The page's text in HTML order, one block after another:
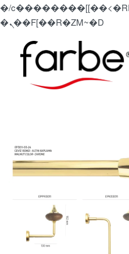
�/
�ܢ��F[��R�ZM~�D